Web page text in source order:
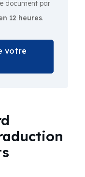
document par
12 heures.
votre